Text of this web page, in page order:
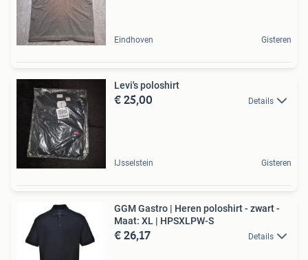
Eindhoven Gisteren
Levi's poloshirt
€ 25,00 Details
IJsselstein Gisteren
GGM Gastro | Heren poloshirt - zwart -
Maat: XL | HPSXLPW-S
€ 26,17 Details